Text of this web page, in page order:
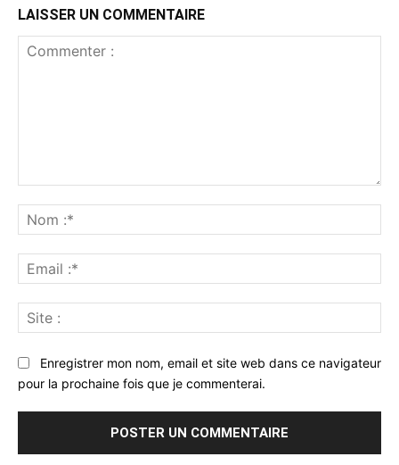
LAISSER UN COMMENTAIRE
:*
:*
:
Enregistrer mon nom, email et site web dans ce navigateur
pour la prochaine fois que je commenterai.